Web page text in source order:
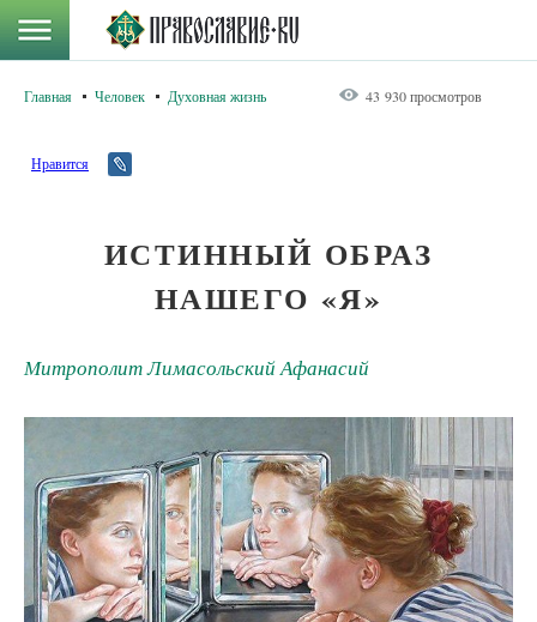
Главная Человек Духовная жизнь 43 930 просмотров
Нравится
ИСТИННЫЙ ОБРАЗ
НАШЕГО «Я»
Митрополит Лимасольский Афанасий